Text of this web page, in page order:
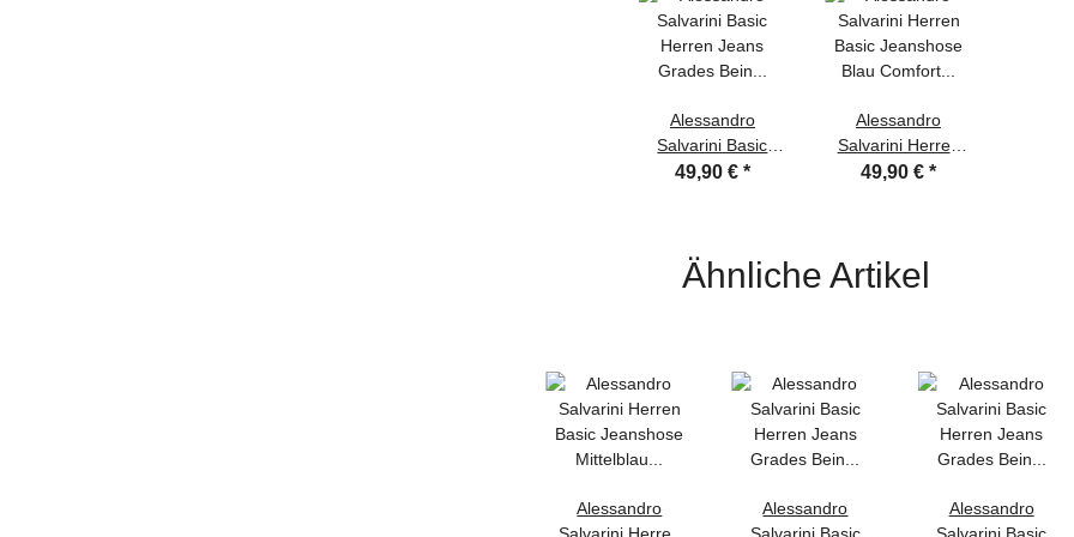
Alessandro
Salvarini Basic
Herren Jeans
49,90 € *
Alessandro
Salvarini Herren
Basic Jeanshose
49,90 €*
Ähnliche Artikel
Alessandro
Salvarini Herren
Alessandro
Salvarini Basic
Alessandro
Salvarini Basic